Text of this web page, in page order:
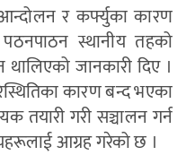
आन्दोलन र कर्फ्युका कारण
स्थानीय तहको
जानकारी दिए ।
कारण बन्द भएका
तयारी गरी सञ्चालन गर्न
आग्रह गरेको छ ।